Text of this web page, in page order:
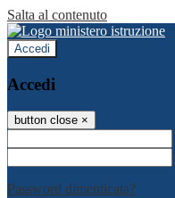
Salta al contenuto
Accedi
Accedi
button close ×
Password dimenticata?